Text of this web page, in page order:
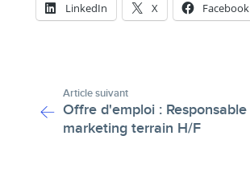
LinkedIn X Facebook
Article suivant
Offre d'emploi : Responsable
marketing terrain H/F